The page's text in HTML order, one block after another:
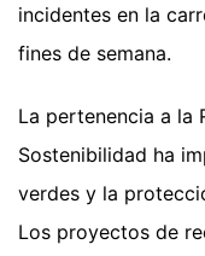
incidentes en la
fines de semana.
La pertenencia a la
Sostenibilidad ha
verdes y la
Los proyectos de